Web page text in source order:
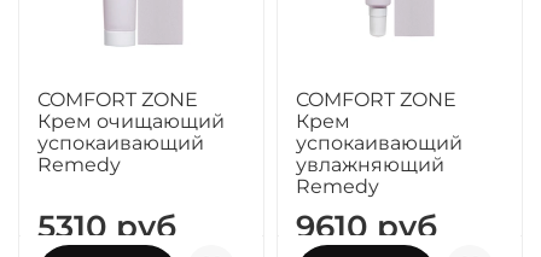
COMFORT ZONE
Крем очищающий
успокаивающий
Remedy
5310 руб
COMFORT ZONE
Крем
успокаивающий
увлажняющий
Remedy
9610 руб